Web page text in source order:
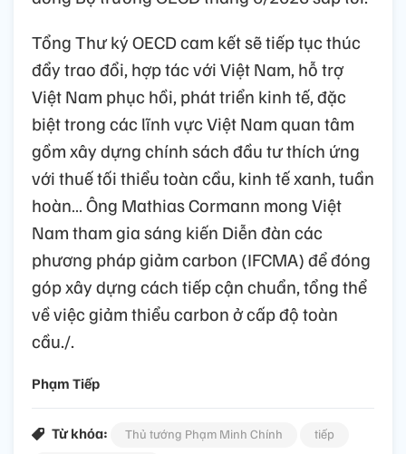
Tổng Thư ký OECD cam kết sẽ tiếp tục thúc
đẩy trao đổi, hợp tác với Việt Nam, hỗ trợ
Việt Nam phục hồi, phát triển kinh tế, đặc
biệt trong các lĩnh vực Việt Nam quan tâm
gồm xây dựng chính sách đầu tư thích ứng
với thuế tối thiểu toàn cầu, kinh tế xanh, tuần
hoàn… Ông Mathias Cormann mong Việt
Nam tham gia sáng kiến Diễn đàn các
phương pháp giảm carbon (IFCMA) để đóng
góp xây dựng cách tiếp cận chuẩn, tổng thể
về việc giảm thiểu carbon ở cấp độ toàn
cầu./.
Phạm Tiếp
Từ khóa: Thủ tướng Phạm Minh Chính
tiếp